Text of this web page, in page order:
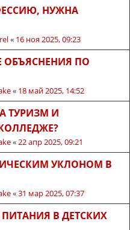
НУЖНА
« 16 ноя 2025, 09:23
ОБЪЯСНЕНИЯ ПО
« 18 май 2025, 14:52
ТУРИЗМ И
« 22 апр 2025, 09:21
УКЛОНОМ В
«31 мар 2025, 07:37
В ДЕТСКИХ